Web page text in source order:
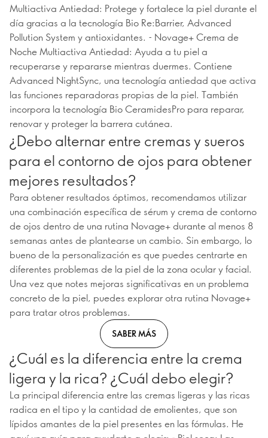
Multiactiva Antiedad: Protege y fortalece la piel durante el
día gracias a la tecnología Bio Re:Barrier, Advanced
Pollution System y antioxidantes. - Novage+ Crema de
Noche Multiactiva Antiedad: Ayuda a tu piel a
recuperarse y repararse mientras duermes. Contiene
Advanced NightSync, una tecnología antiedad que activa
las funciones reparadoras propias de la piel. También
incorpora la tecnología Bio CeramidesPro para reparar,
renovar y proteger la barrera cutánea.
¿Debo alternar entre cremas y sueros
para el contorno de ojos para obtener
mejores resultados?
Para obtener resultados óptimos, recomendamos utilizar
una combinación específica de sérum y crema de contorno
de ojos dentro de una rutina Novage+ durante al menos 8
semanas antes de plantearse un cambio. Sin embargo, lo
bueno de la personalización es que puedes centrarte en
diferentes problemas de la piel de la zona ocular y facial.
Una vez que notes mejoras significativas en un problema
concreto de la piel, puedes explorar otra rutina Novage+
para tratar otros problemas.
SABER MÁS
¿Cuál es la diferencia entre la crema
ligera y la rica? ¿Cuál debo elegir?
La principal diferencia entre las cremas ligeras y las ricas
radica en el tipo y la cantidad de emolientes, que son
lípidos amantes de la piel presentes en las fórmulas. He